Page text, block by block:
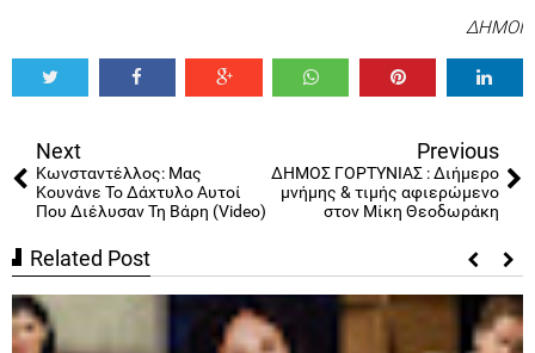
ΔΗΜΟΙ
Next
Κωνσταντέλλος: Μας
Κουνάνε Το Δάχτυλο Αυτοί
Που Διέλυσαν Τη Βάρη (Video)
Previous
ΔΗΜΟΣ ΓΟΡΤΥΝΙΑΣ : Διήμερο
μνήμης & τιμής αφιερώμενο
στον Μίκη Θεοδωράκη
Related Post